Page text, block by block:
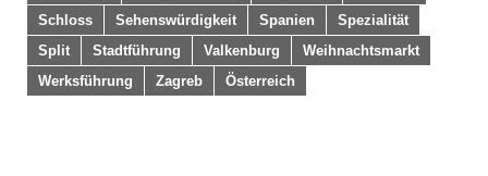
Schloss
Sehenswürdigkeit Spanien
Spezialität
Split
Stadtführung Valkenburg
Weihnachtsmarkt
Werksführung
Zagreb Österreich